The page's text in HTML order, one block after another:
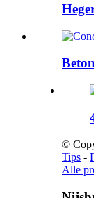
©
Tips -
Alle